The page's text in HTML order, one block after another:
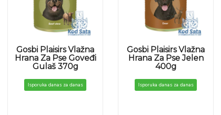
Gosbi Plaisirs Vlažna
Hrana Za Pse Goveđi
Gulaš 370g
Isporuka danas za danas
Gosbi Plaisirs Vlažna
Hrana Za Pse Jelen
400g
Isporuka danas za danas